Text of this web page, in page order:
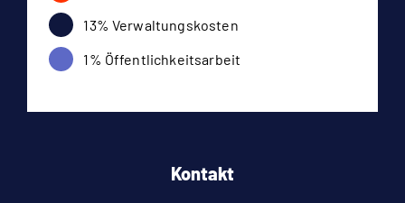
13% Verwaltungskosten
1% Öffentlichkeitsarbeit
Kontakt